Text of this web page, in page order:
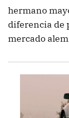
hermano
diferencia de
mercado